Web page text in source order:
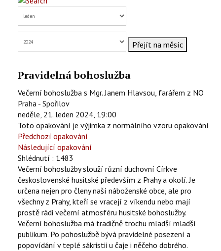
KONTAKTY
EN
Přejít na měsíc
Pravidelná bohoslužba
Večerní bohoslužba s Mgr. Janem Hlavsou, farářem z NO
Praha - Spořilov
neděle, 21. leden 2024, 19:00
Toto opakování je výjimka z normálního vzoru opakování
Předchozí opakování
Následující opakování
Shlédnutí : 1483
Večerní bohoslužby slouží různí duchovní Církve
československé husitské především z Prahy a okolí. Je
určena nejen pro členy naší náboženské obce, ale pro
všechny z Prahy, kteří se vracejí z víkendu nebo mají
prostě rádi večerní atmosféru husitské bohoslužby.
Večerní bohoslužba má tradičně trochu mladší mladší
publikum. Po pohoslužbě bývá pravidelné posezení a
popovídání v teplé sákristii u čaje i něčeho dobrého.